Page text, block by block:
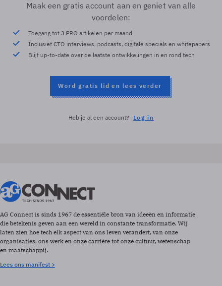
Maak een gratis account aan en geniet van alle
voordelen:
Toegang tot 3 PRO artikelen per maand
Inclusief CTO interviews, podcasts, digitale specials en whitepapers
Blijf up-to-date over de laatste ontwikkelingen in en rond tech
Word gratis lid en lees verder
Heb je al een account? Log in
AG Connect is sinds 1967 de essentiële bron van ideeën en informatie
die betekenis geven aan een wereld in constante transformatie. Wij
laten zien hoe tech elk aspect van ons leven verandert, van onze
organisaties, ons werk en onze carrière tot onze cultuur, wetenschap
en maatschappij.
Lees ons manifest >